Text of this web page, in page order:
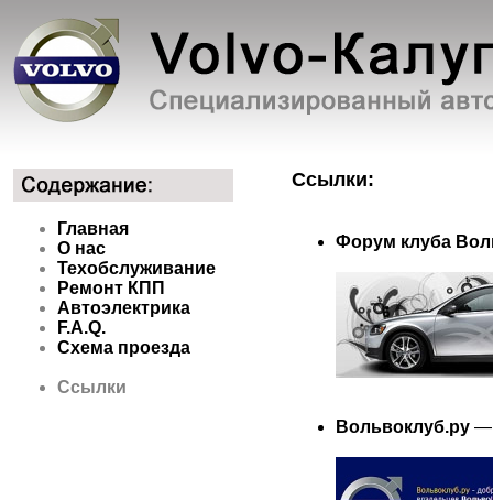
Главная
О нас
Техобслуживание
Ремонт КПП
Автоэлектрика
F.A.Q.
Схема проезда
Ссылки
Ссылки:
Форум клуба
Вольвоклуб.ру